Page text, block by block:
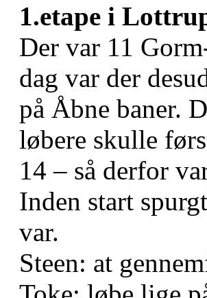
1.etape i
Der var 11
dag var der
på Åbne baner.
løbere skulle
14 – så derfor
Inden start
var.
Steen: at